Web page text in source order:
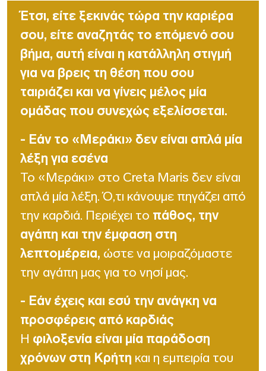
Έτσι, είτε ξεκινάς τώρα την καριέρα
σου, είτε αναζητάς το επόμενό σου
βήμα, αυτή είναι η κατάλληλη στιγμή
για να βρεις τη θέση που σου
ταιριάζει και να γίνεις μέλος μία
ομάδας που συνεχώς εξελίσσεται.
- Εάν το «Μεράκι» δεν είναι απλά μία
λέξη για εσένα
Το «Μεράκι» στο Creta Maris δεν είναι
απλά μία λέξη. Ό,τι κάνουμε πηγάζει από
την καρδιά. Περιέχει το πάθος, την
αγάπη και την έμφαση στη
λεπτομέρεια, ώστε να μοιραζόμαστε
την αγάπη μας για το νησί μας.
- Εάν έχεις και εσύ την ανάγκη να
προσφέρεις από καρδιάς
Η φιλοξενία είναι μία παράδοση
χρόνων στη Κρήτη και η εμπειρία του